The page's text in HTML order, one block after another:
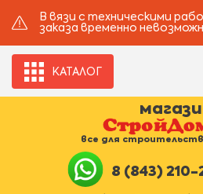
В вязи с техническими
заказа временно
КАТАЛОГ
все для
8 (843) 210-